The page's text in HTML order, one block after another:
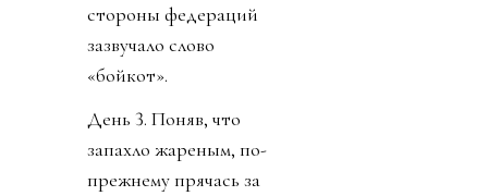
стороны федераций
зазвучало слово
«бойкот».
День 3. Поняв, что
запахло жареным, по-
прежнему прячась за